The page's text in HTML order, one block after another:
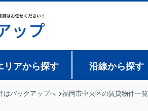
リアから探す 沿線から探す
はバックアップへ 福岡市中央区の賃貸物件一覧